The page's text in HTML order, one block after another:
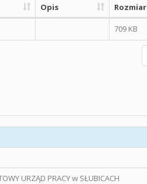
Opis Rozmiar
709 KB
URZĄD PRACY w SŁUBICACH